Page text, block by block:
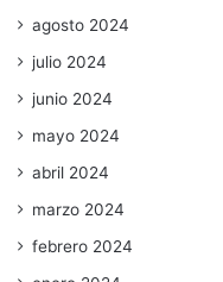
agosto 2024
julio 2024
junio 2024
mayo 2024
abril 2024
marzo 2024
febrero 2024